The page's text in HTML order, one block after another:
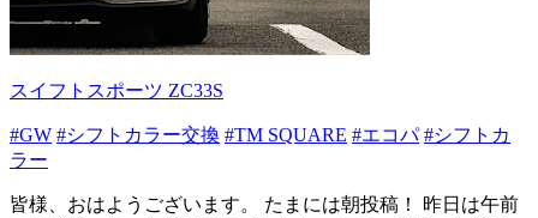
スイフトスポーツ ZC33S
#GW #シフトカラー交換 #TM SQUARE #エコパ #シフトカ
ラー
皆様、おはようございます。 たまには朝投稿！ 昨日は午前